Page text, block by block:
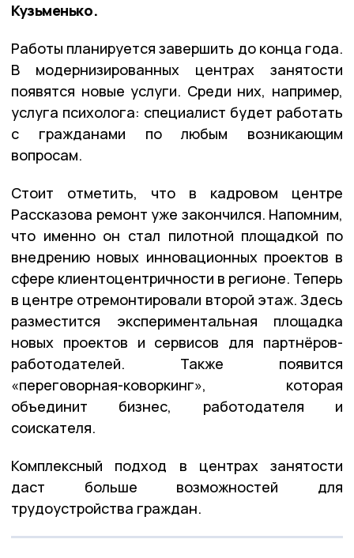
Кузьменько.
Работы планируется завершить до конца года.
В модернизированных центрах занятости
появятся новые услуги. Среди них, например,
услуга психолога: специалист будет работать
с гражданами по любым возникающим
вопросам.
Стоит отметить, что в кадровом центре
Рассказова ремонт уже закончился. Напомним,
что именно он стал пилотной площадкой по
внедрению новых инновационных проектов в
сфере клиентоцентричности в регионе. Теперь
в центре отремонтировали второй этаж. Здесь
разместится экспериментальная площадка
новых проектов и сервисов для партнёров-
работодателей. Также появится
«переговорная-коворкинг», которая
объединит бизнес, работодателя и
соискателя.
Комплексный подход в центрах занятости
даст больше возможностей для
трудоустройства граждан.